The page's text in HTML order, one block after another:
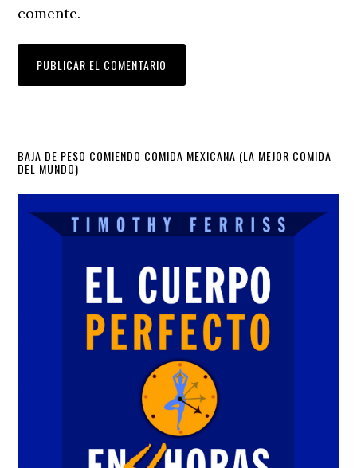
comente.
Primary
Sidebar
BAJA DE PESO COMIENDO COMIDA MEXICANA (LA MEJOR COMIDA
DEL MUNDO)